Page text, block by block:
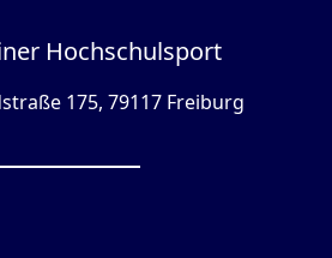
Hochschulsport
175, 79117 Freiburg